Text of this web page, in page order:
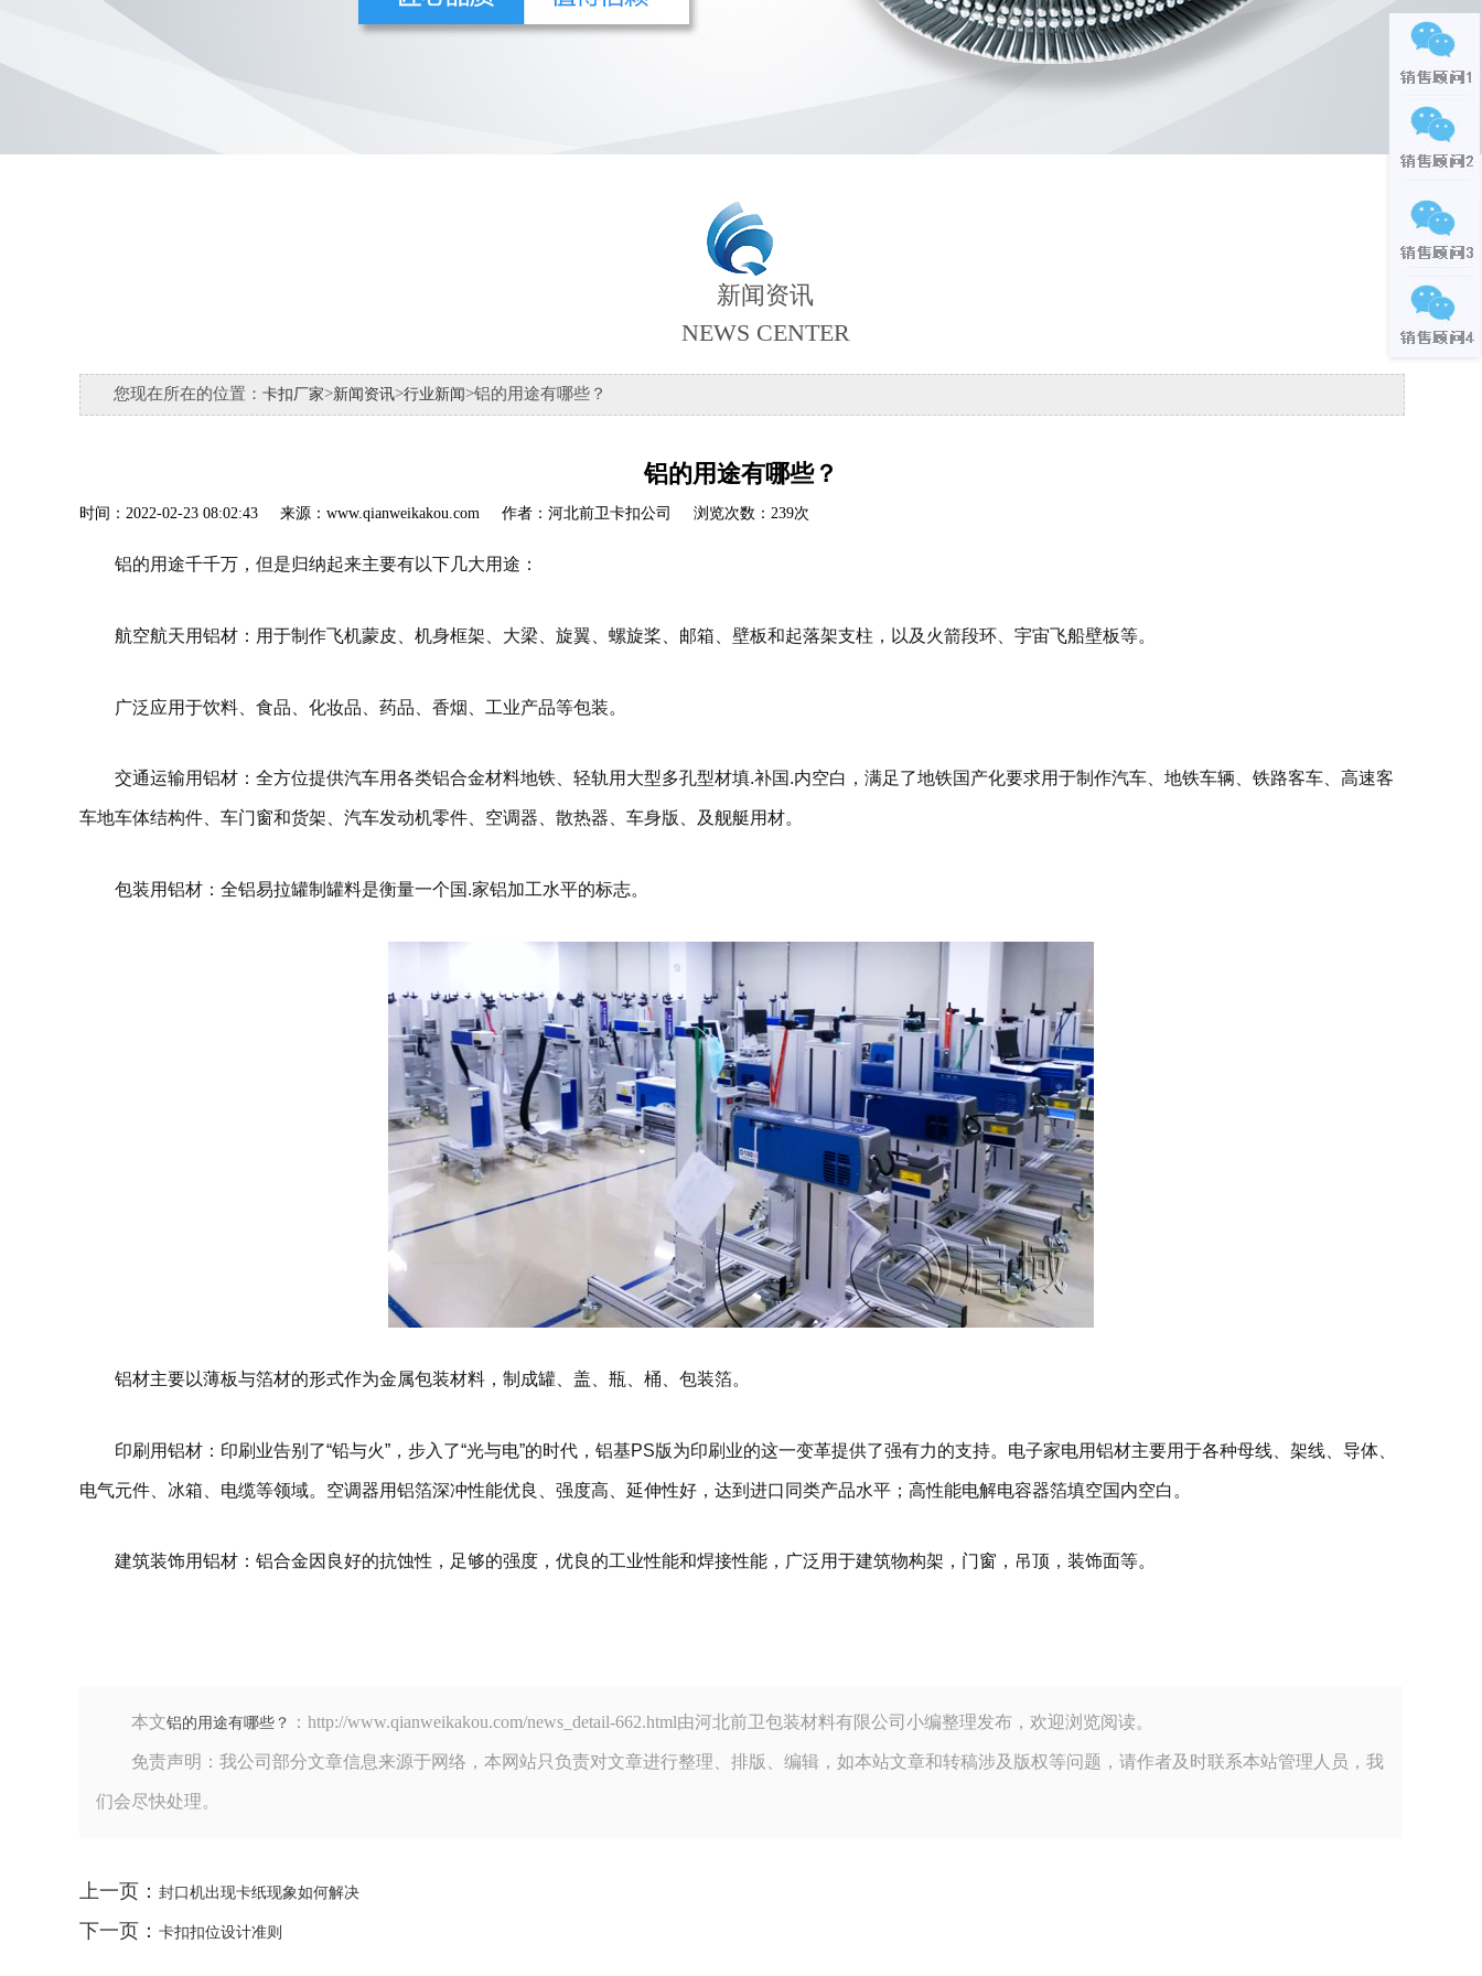
新闻资讯
NEWS CENTER
您现在所在的位置： 卡扣厂家>新闻资讯>行业新闻>铝的用途有哪些？
铝的用途有哪些？
时间：2022-02-23 08:02:43 来源：www.qianweikakou.com 作者：河北前卫卡扣公司 浏览次数：239次
铝的用途千千万，但是归纳起来主要有以下几大用途：
航空航天用铝材：用于制作飞机蒙皮、机身框架、大梁、旋翼、螺旋桨、邮箱、壁板和起落架支柱，以及火箭段环、宇宙飞船壁板等。
广泛应用于饮料、食品、化妆品、药品、香烟、工业产品等包装。
交通运输用铝材：全方位提供汽车用各类铝合金材料地铁、轻轨用大型多孔型材填.补国.内空白，满足了地铁国产化要求用于制作汽车、地铁车辆、铁路客车、高速客
车地车体结构件、车门窗和货架、汽车发动机零件、空调器、散热器、车身版、及舰艇用材。
包装用铝材：全铝易拉罐制罐料是衡量一个国.家铝加工水平的标志。
铝材主要以薄板与箔材的形式作为金属包装材料，制成罐、盖、瓶、桶、包装箔。
印刷用铝材：印刷业告别了“铅与火”，步入了“光与电”的时代，铝基PS版为印刷业的这一变革提供了强有力的支持。电子家电用铝材主要用于各种母线、架线、导体、
电气元件、冰箱、电缆等领域。空调器用铝箔深冲性能优良、强度高、延伸性好，达到进口同类产品水平；高性能电解电容器箔填空国内空白。
建筑装饰用铝材：铝合金因良好的抗蚀性，足够的强度，优良的工业性能和焊接性能，广泛用于建筑物构架，门窗，吊顶，装饰面等。
本文铝的用途有哪些？ ：http://www.qianweikakou.com/news_detail-662.html由河北前卫包装材料有限公司小编整理发布，欢迎浏览阅读。
免责声明：我公司部分文章信息来源于网络，本网站只负责对文章进行整理、排版、编辑，如本站文章和转稿涉及版权等问题，请作者及时联系本站管理人员，我
们会尽快处理。
上一页： 封口机出现卡纸现象如何解决
下一页： 卡扣扣位设计准则